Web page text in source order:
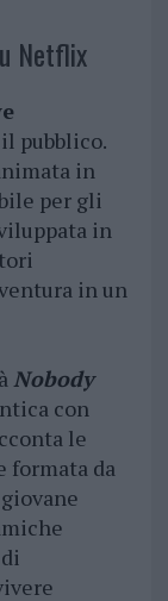
Netflix
pubblico.
in
per gli
in
in un
Nobody
con
le
formata da